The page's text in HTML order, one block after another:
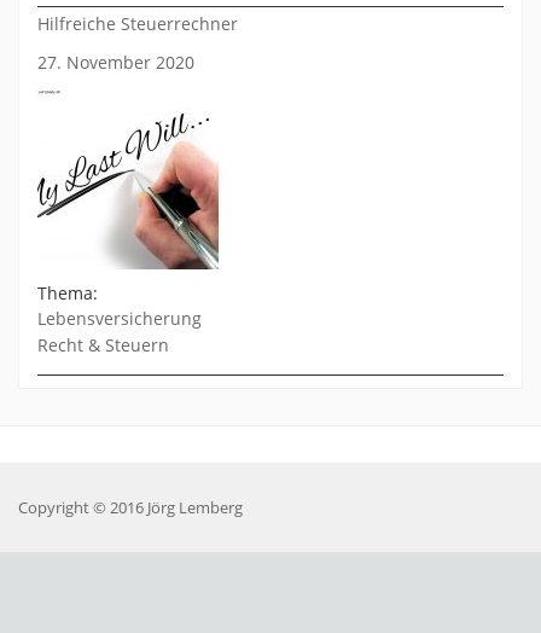
Hilfreiche Steuerrechner
27. November 2020
Thema:
Lebensversicherung
Recht & Steuern
Copyright © 2016 Jörg Lemberg